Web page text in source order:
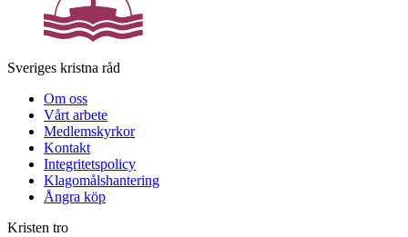
Sveriges kristna råd
Om oss
Vårt arbete
Medlemskyrkor
Kontakt
Integritetspolicy
Klagomålshantering
Ångra köp
Kristen tro